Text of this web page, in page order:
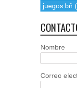
juegos bñ
Nombre
Correo